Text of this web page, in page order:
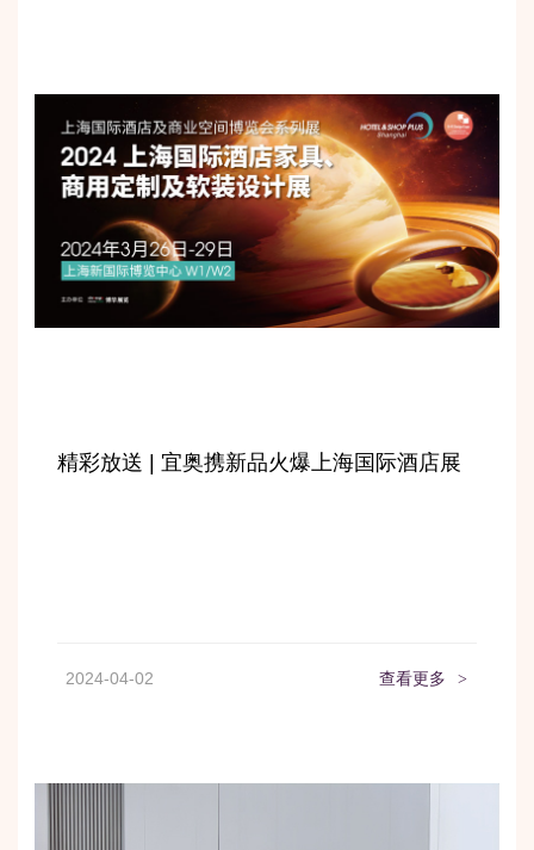
精彩放送 | 宜奥携新品火爆上海国际酒店展
2024-04-02 查看更多 >